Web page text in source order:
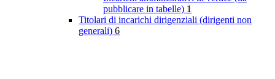
pubblicare in tabelle) 1
Titolari di incarichi dirigenziali (dirigenti non
generali) 6